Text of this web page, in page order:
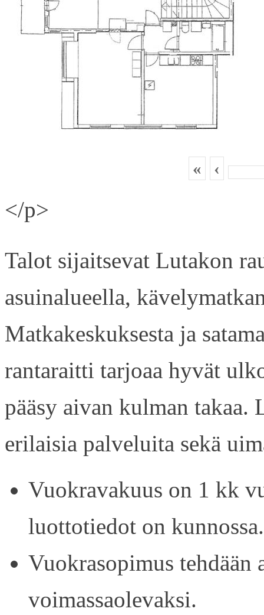
« ‹
</p>
Talot sijaitsevat Lutakon
asuinalueella,
Matkakeskuksesta ja
rantaraitti tarjoaa hyvät
pääsy aivan kulman
erilaisia palveluita sekä
Vuokravakuus on 1 kk
luottotiedot on kunnossa.
Vuokrasopimus tehdään
voimassaolevaksi.